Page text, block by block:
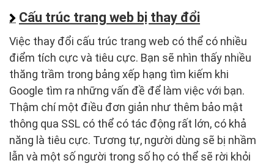
Cấu trúc trang web bị thay đổi
Việc thay đổi cấu trúc trang web có thể có nhiều
điểm tích cực và tiêu cực. Bạn sẽ nhìn thấy nhiều
thăng trầm trong bảng xếp hạng tìm kiếm khi
Google tìm ra những vấn đề để làm việc với bạn.
Thậm chí một điều đơn giản như thêm bảo mật
thông qua SSL có thể có tác động rất lớn, có khả
năng là tiêu cực. Tương tự, người dùng sẽ bị nhầm
lẫn và một số người trong số họ có thể sẽ rời khỏi